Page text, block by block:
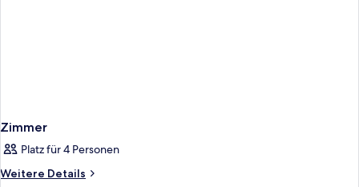
Zimmer
Platz für 4 Personen
Weitere Details
Weitere